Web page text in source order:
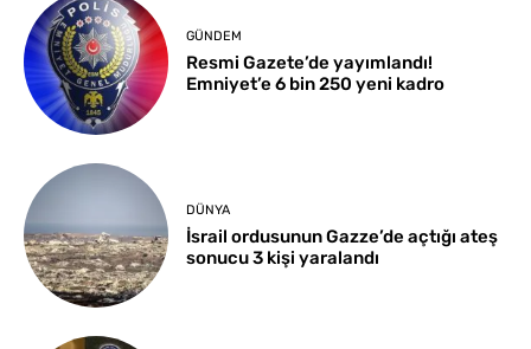
GÜNDEM
Resmi Gazete’de yayımlandı!
Emniyet’e 6 bin 250 yeni kadro
DÜNYA
İsrail ordusunun Gazze’de açtığı ateş
sonucu 3 kişi yaralandı